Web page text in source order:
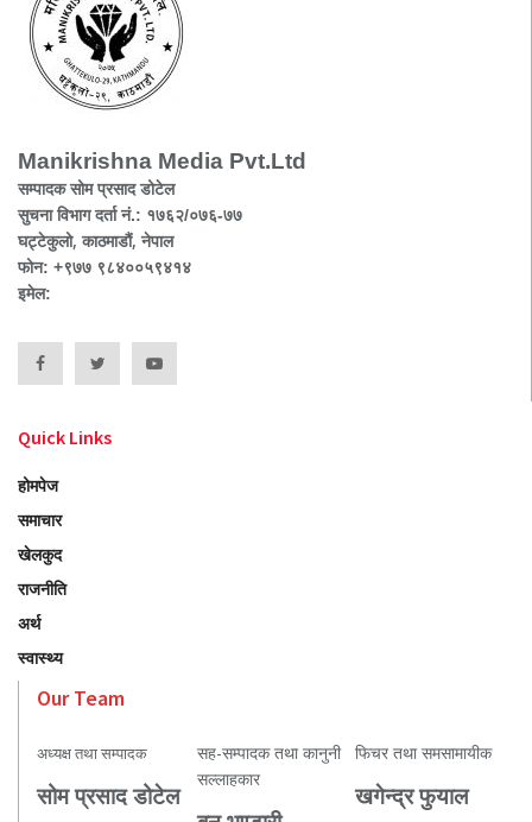
Manikrishna Media Pvt.Ltd
सम्पादक सोम प्रसाद डोटेल
सुचना विभाग दर्ता नं.: १७६२/०७६-७७
घट्टेकुलो, काठमाडौं, नेपाल
फोन: +९७७ ९८४००५९४१४
इमेल:
Quick Links
होमपेज
समाचार
खेलकुद
राजनीति
अर्थ
स्वास्थ्य
Our Team
अध्यक्ष तथा सम्पादक
सोम प्रसाद डोटेल
सह-सम्पादक तथा कानुनी
सल्लाहकार
फिचर तथा समसामायीक
खगेन्द्र फुयाल